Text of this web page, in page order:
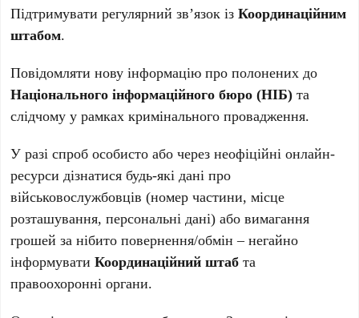
Підтримувати регулярний зв’язок ізКоординаційним
штабом.
Повідомляти нову інформацію про полонених до
Національного інформаційного бюро (НІБ) та
слідчому у рамках кримінального провадження.
У разі спроб особисто або через неофіційні онлайн-
ресурси дізнатися будь-які дані про
військовослужбовців (номер частини, місце
розташування, персональні дані) або вимагання
грошей за нібито повернення/обмін – негайно
інформуватиКоординаційний штаб та
правоохоронні органи.